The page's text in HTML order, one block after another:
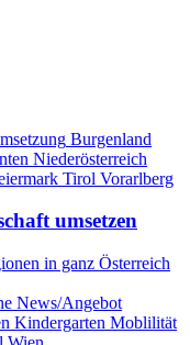
Burgenland
Niederösterreich
Tirol Vorarlberg
umsetzen
in ganz Österreich
News/Angebot
Kindergarten Moblilität